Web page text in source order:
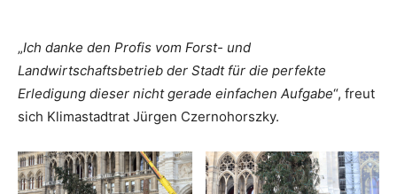
„Ich danke den Profis vom Forst- und
Landwirtschaftsbetrieb der Stadt für die perfekte
Erledigung dieser nicht gerade einfachen Aufgabe“, freut
sich Klimastadtrat Jürgen Czernohorszky.